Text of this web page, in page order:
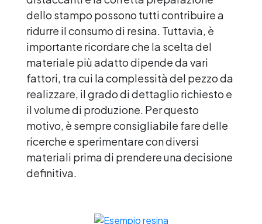
dello stampo possono tutti contribuire a
ridurre il consumo di resina. Tuttavia, è
importante ricordare che la scelta del
materiale più adatto dipende da vari
fattori, tra cui la complessità del pezzo da
realizzare, il grado di dettaglio richiesto e
il volume di produzione. Per questo
motivo, è sempre consigliabile fare delle
ricerche e sperimentare con diversi
materiali prima di prendere una decisione
definitiva.